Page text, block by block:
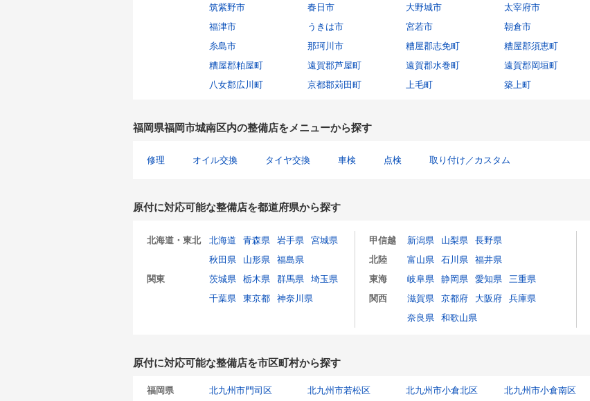
筑紫野市
春日市 大野城市 太宰府市
福津市
うきは市 宮若市 朝倉市
糸島市
那珂川市 糟屋郡志免町 糟屋郡須恵町
糟屋郡粕屋町
遠賀郡芦屋町 遠賀郡水巻町 遠賀郡岡垣町
八女郡広川町
京都郡苅田町 上毛町 築上町
福岡県福岡市城南区内の整備店をメニューから探す
修理 オイル交換 タイヤ交換 車検 点検 取り付け／カスタム
原付に対応可能な整備店を都道府県から探す
北海道・東北 北海道 青森県 岩手県
宮城県
秋田県
山形県
福島県
関東
茨城県 栃木県 群馬県
埼玉県
千葉県
東京都 神奈川県
甲信越 新潟県 山梨県
長野県
北陸
富山県 石川県
福井県
東海
岐阜県 静岡県 愛知県
三重県
関西
滋賀県 京都府 大阪府
兵庫県
奈良県
和歌山県
原付に対応可能な整備店を市区町村から探す
福岡県 北九州市門司区 北九州市若松区 北九州市小倉北区 北九州市小倉南区